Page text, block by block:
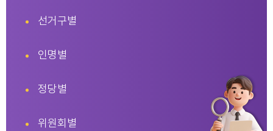
선거구별
인명별
정당별
위원회별